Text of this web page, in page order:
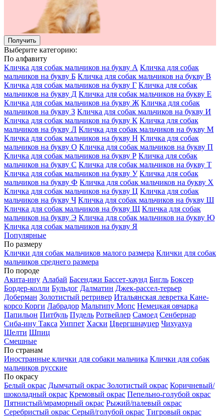
Получить
Выберите категорию:
По алфавиту
Кличка для собак мальчиков на букву А Кличка для собак
мальчиков на букву Б Кличка для собак мальчиков на букву В
Кличка для собак мальчиков на букву Г Кличка для собак
мальчиков на букву Д Кличка для собак мальчиков на букву Е
Кличка для собак мальчиков на букву Ж Кличка для собак
мальчиков на букву З Кличка для собак мальчиков на букву И
Кличка для собак мальчиков на букву К Кличка для собак
мальчиков на букву Л Кличка для собак мальчиков на букву М
Кличка для собак мальчиков на букву Н Кличка для собак
мальчиков на букву О Кличка для собак мальчиков на букву П
Кличка для собак мальчиков на букву Р Кличка для собак
мальчиков на букву С Кличка для собак мальчиков на букву Т
Кличка для собак мальчиков на букву У Кличка для собак
мальчиков на букву Ф Кличка для собак мальчиков на букву Х
Кличка для собак мальчиков на букву Ц Кличка для собак
мальчиков на букву Ч Кличка для собак мальчиков на букву Ш
Кличка для собак мальчиков на букву Щ Кличка для собак
мальчиков на букву Э Кличка для собак мальчиков на букву Ю
Кличка для собак мальчиков на букву Я
Популярные
По размеру
Клички для собак мальчиков малого размера Клички для собак
мальчиков среднего размера
По породе
Акита-ину Алабай Басенджи Бассет-хаунд Бигль Боксер
Бордер-колли Бульдог Далматин Джек-рассел-терьер
Доберман Золотистый ретривер Итальянская левретка Кане-
корсо Корги Лабрадор Мальтипу Мопс Немецкая овчарка
Папильон Питбуль Пудель Ротвейлер Самоед Сенбернар
Сиба-ину Такса Уиппет Хаски Цвергшнауцер Чихуахуа
Шелти Шпиц
Смешные
По странам
Иностранные клички для собаки мальчика Клички для собак
мальчиков русские
По окрасу
Белый окрас Дымчатый окрас Золотистый окрас Коричневый/
шоколадный окрас Кремовый окрас Пепельно-голубой окрас
Пятнистый/мраморный окрас Рыжий/палевый окрас
Серебристый окрас Серый/голубой окрас Тигровый окрас